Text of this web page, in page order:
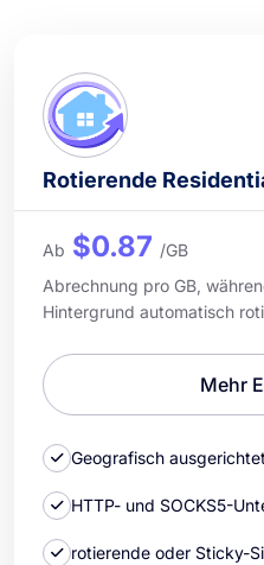
Rotierende
Ab $0.87 /GB
Abrechnung pro GB,
Hintergrund automatisch
Mehr
Geografisch
HTTP- und SOCKS5-
rotierende oder Sticky-